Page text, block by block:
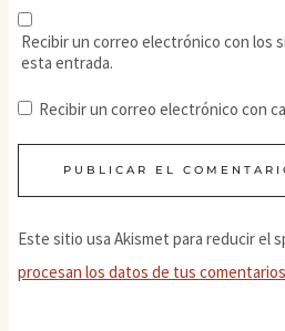
Recibir un correo electrónico con los
esta entrada.
Recibir un correo electrónico con
Este sitio usa Akismet para reducir el
procesan los datos de tus